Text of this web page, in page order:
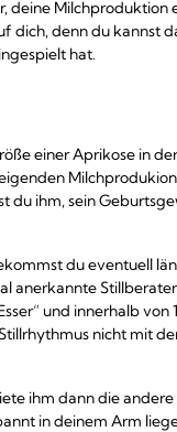
deine Milchproduktion
dich, denn du kannst
hat.
einer Aprikose in
du ihm, sein
du eventuell
anerkannte
und innerhalb von
nicht mit
ihm dann die
in deinem Arm